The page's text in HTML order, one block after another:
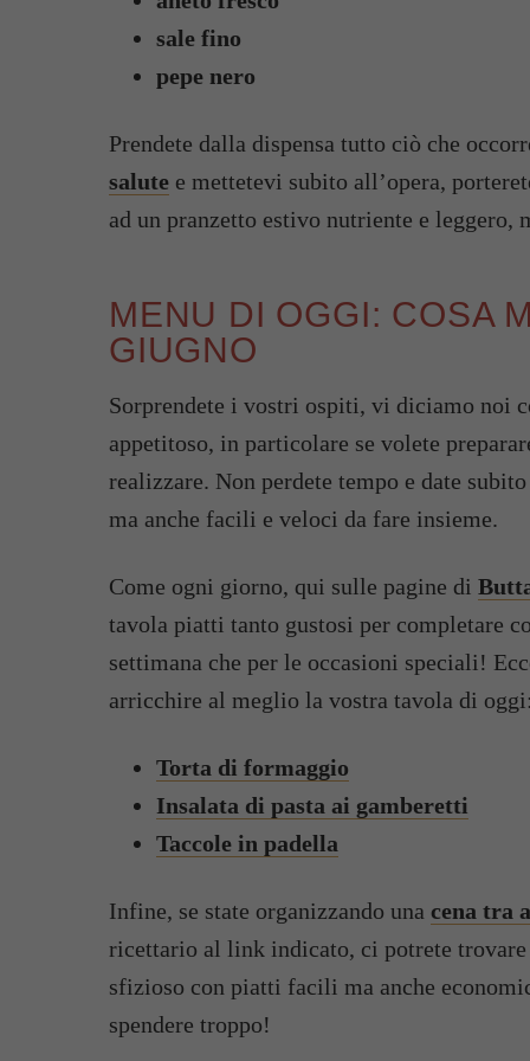
sale fino
pepe nero
Prendete dalla dispensa tutto ciò che
salute e mettetevi subito all’opera,
ad un pranzetto estivo nutriente e leggero,
MENU DI OGGI: COSA
GIUGNO
Sorprendete i vostri ospiti, vi diciamo noi
appetitoso, in particolare se volete
realizzare. Non perdete tempo e date
ma anche facili e veloci da fare insieme.
Come ogni giorno, qui sulle pagine di
tavola piatti tanto gustosi per completare
settimana che per le occasioni speciali!
arricchire al meglio la vostra tavola di oggi:
Torta di formaggio
Insalata di pasta ai gamberetti
Taccole in padella
Infine, se state organizzando una cena tra
ricettario al link indicato, ci potrete
sfizioso con piatti facili ma anche
spendere troppo!